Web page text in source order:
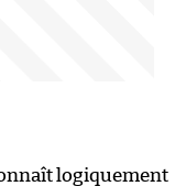
logiquement